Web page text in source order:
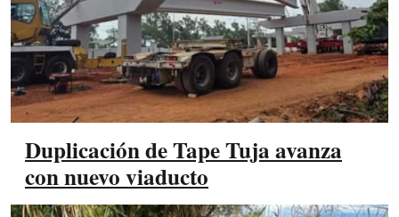
Duplicación de Tape Tuja avanza
con nuevo viaducto